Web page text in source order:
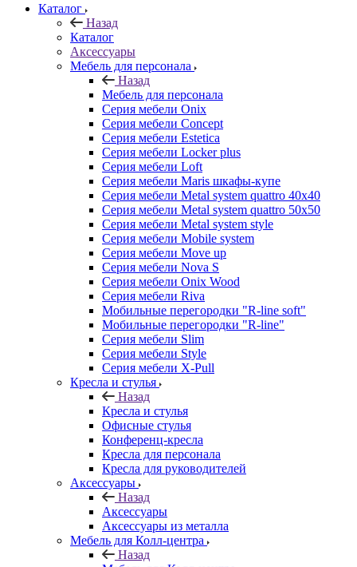
Каталог
Назад
Каталог
Аксессуары
Мебель для персонала
Назад
Мебель для персонала
Серия мебели Onix
Серия мебели Concept
Серия мебели Estetica
Серия мебели Locker plus
Серия мебели Loft
Серия мебели Maris шкафы-купе
Серия мебели Metal system quattro 40x40
Серия мебели Metal system quattro 50x50
Серия мебели Metal system style
Серия мебели Mobile system
Серия мебели Move up
Серия мебели Nova S
Серия мебели Onix Wood
Серия мебели Riva
Мобильные перегородки "R-line soft"
Мобильные перегородки "R-line"
Серия мебели Slim
Серия мебели Style
Серия мебели X-Pull
Кресла и стулья
Назад
Кресла и стулья
Офисные стулья
Конференц-кресла
Кресла для персонала
Кресла для руководителей
Аксессуары
Назад
Аксессуары
Аксессуары из металла
Мебель для Колл-центра
Назад